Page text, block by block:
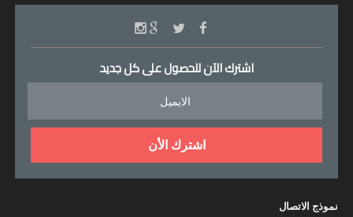
اشترك الآن للحصول على كل جديد
نموذج الاتصال